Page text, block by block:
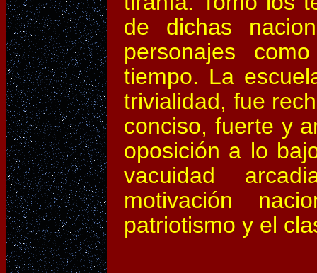
de dichas
personajes
tiempo. La
trivialidad, fue
conciso, fuerte y
oposición a lo
vacuidad
motivación
patriotismo y el